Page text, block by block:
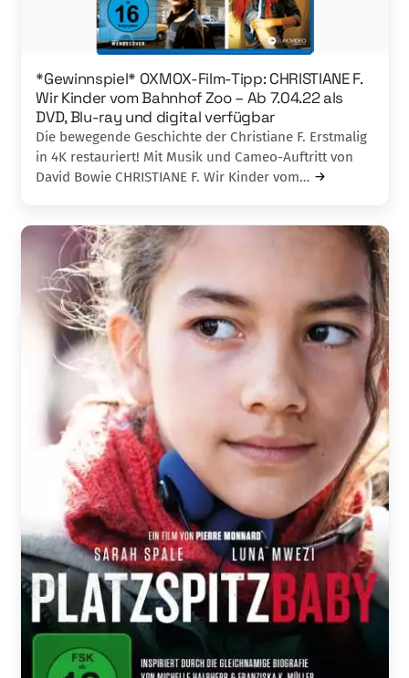
*Gewinnspiel* OXMOX-Film-Tipp: CHRISTIANE F.
Wir Kinder vom Bahnhof Zoo – Ab 7.04.22 als
DVD, Blu-ray und digital verfügbar
Die bewegende Geschichte der Christiane F. Erstmalig
in 4K restauriert! Mit Musik und Cameo-Auftritt von
David Bowie CHRISTIANE F. Wir Kinder vom…